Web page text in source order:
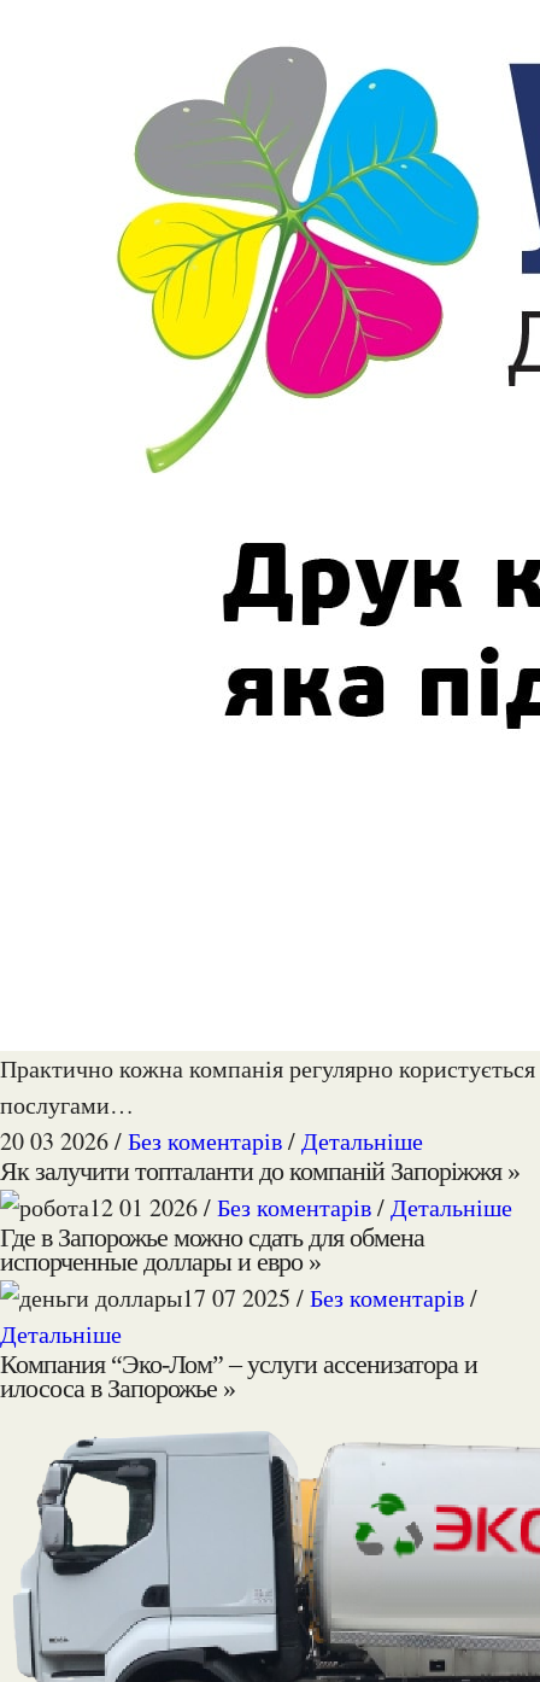
Практично кожна компанія регулярно користується
послугами…
20 03 2026 /Без коментарів/Детальніше
Як залучити топталанти до компаній Запоріжжя »
12 01 2026 /Без коментарів/Детальніше
Где в Запорожье можно сдать для обмена
испорченные доллары и евро »
17 07 2025 /Без коментарів/
Детальніше
Компания “Эко-Лом” – услуги ассенизатора и
илососа в Запорожье »